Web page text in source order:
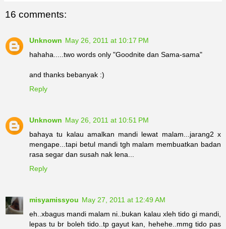
16 comments:
Unknown May 26, 2011 at 10:17 PM
hahaha.....two words only "Goodnite dan Sama-sama"
and thanks bebanyak :)
Reply
Unknown May 26, 2011 at 10:51 PM
bahaya tu kalau amalkan mandi lewat malam...jarang2 x
mengape...tapi betul mandi tgh malam membuatkan badan
rasa segar dan susah nak lena...
Reply
misyamissyou May 27, 2011 at 12:49 AM
eh..xbagus mandi malam ni..bukan kalau xleh tido gi mandi,
lepas tu br boleh tido..tp gayut kan, hehehe..mmg tido pas